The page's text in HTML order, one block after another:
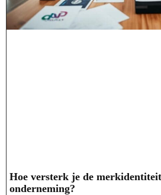
Hoe versterk je de
onderneming?